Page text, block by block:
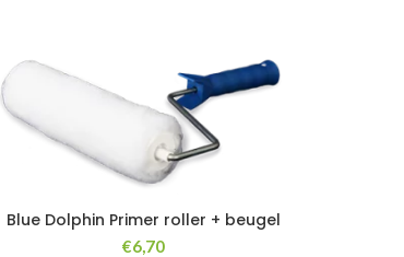
Blue Dolphin Primer roller + beugel
€6,70